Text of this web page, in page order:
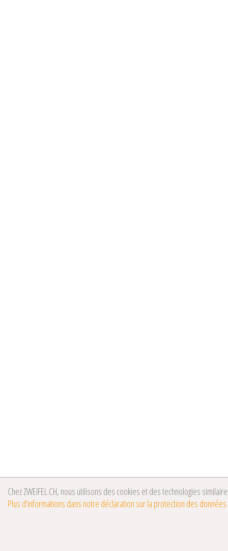
Chez ZWEIFEL.CH, nous utilisons des cookies et des technologies
Plus d’informations dans notre déclaration sur la protection des données